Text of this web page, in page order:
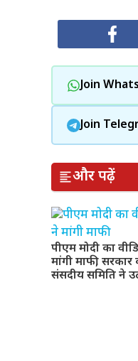
Join
Join
और पढ़ें
पीएम मोदी का
मांगी माफी,
संसदीय समिति ने